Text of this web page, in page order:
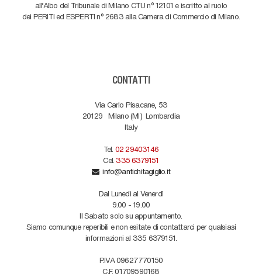
all'Albo del Tribunale di Milano CTU n° 12101 e iscritto al ruolo
dei PERITI ed ESPERTI n° 2683 alla Camera di Commercio di Milano.
CONTATTI
Via Carlo Pisacane, 53
20129 Milano (MI) Lombardia
Italy
Tel. 02 29403146
Cel. 335 6379151
info@antichitagiglio.it
Dal Lunedì al Venerdì
9.00 - 19.00
Il Sabato solo su appuntamento.
Siamo comunque reperibili e non esitate di contattarci per qualsiasi
informazioni al 335 6379151.
P.IVA 09627770150
C.F. 01709590168